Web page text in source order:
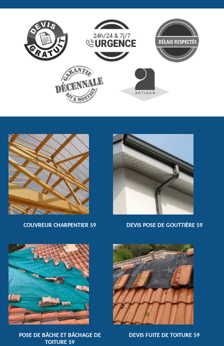
COUVREUR CHARPENTIER 59 DEVIS POSE DE GOUTTIÈRE 59
POSE DE BÂCHE ET BÂCHAGE DE
TOITURE 59
DEVIS FUITE DE TOITURE 59